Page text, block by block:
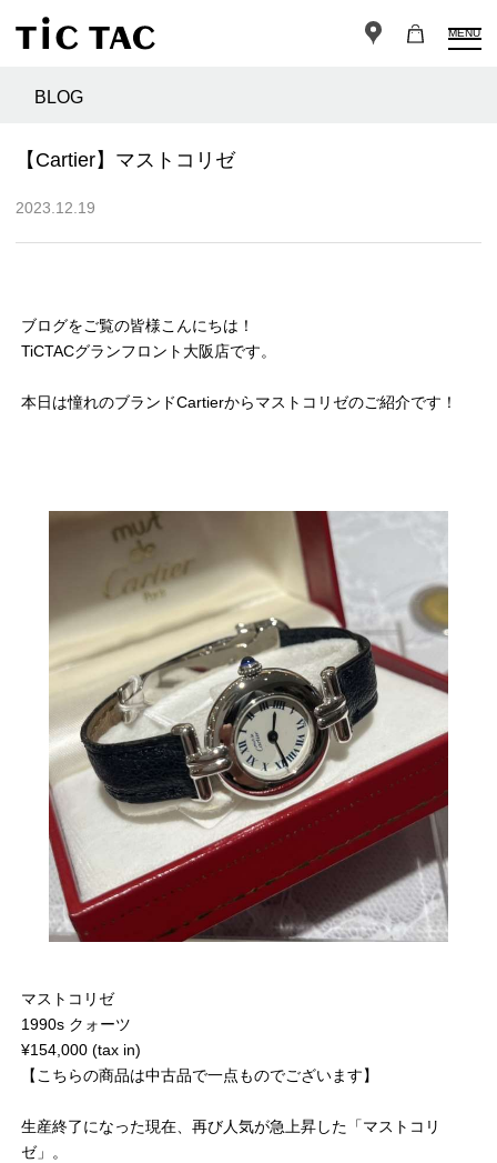
MENU
BLOG
【Cartier】マストコリゼ
2023.12.19
ブログをご覧の皆様こんにちは！
TiCTACグランフロント大阪店です。
本日は憧れのブランドCartierからマストコリゼのご紹介です！
マストコリゼ
1990s クォーツ
¥154,000 (tax in)
【こちらの商品は中古品で一点ものでございます】
生産終了になった現在、再び人気が急上昇した「マストコリ
ゼ」。